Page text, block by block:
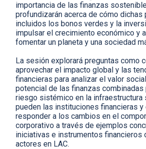
importancia de las finanzas
profundizarán acerca de cómo dichas
incluidos los bonos verdes y la
impulsar el crecimiento económico y
fomentar un planeta y una sociedad
La sesión explorará preguntas como
aprovechar el impacto global y las
financieras para analizar el valor
potencial de las finanzas combinadas
riesgo sistémico en la infraestructura
pueden las instituciones financieras
responder a los cambios en el
corporativo a través de ejemplos
iniciativas e instrumentos financieros
actores en LAC.